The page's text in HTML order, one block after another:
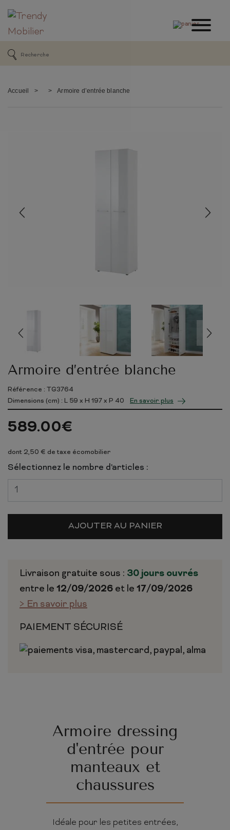
Accueil > > Armoire d’entrée blanche
Armoire d’entrée blanche
Référence : TG3764
Dimensions (cm) : L 59 x H 197x P 40 En savoir plus
589.00€
dont 2,50 € de taxe écomobilier
Sélectionnez le nombre d'articles :
AJOUTER AU PANIER
Livraison gratuite sous : 30 jours ouvrés
entre le 12/09/2026 et le 17/09/2026
> En savoir plus
PAIEMENT SÉCURISÉ
Armoire dressing
d'entrée pour
manteaux et
chaussures
Idéale pour les petites entrées,